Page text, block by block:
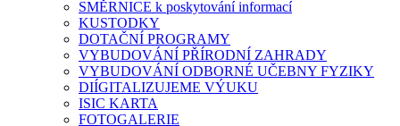
SMĚRNICE k poskytování informací
KUSTODKY
DOTAČNÍ PROGRAMY
VYBUDOVÁNÍ PŘÍRODNÍ ZAHRADY
VYBUDOVÁNÍ ODBORNÉ UČEBNY FYZIKY
DIÍGITALIZUJEME VÝUKU
ISIC KARTA
FOTOGALERIE